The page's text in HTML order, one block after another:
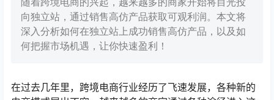
随着跨境电商的兴起，越来越多的商家开始将目光投
向独立站，通过销售高仿产品获取可观利润。本文将
深入分析如何在独立站上成功销售高仿产品，以及如
何把握市场机遇，让你快速盈利！
在过去几年里，跨境电商行业经历了飞速发展，各种新的